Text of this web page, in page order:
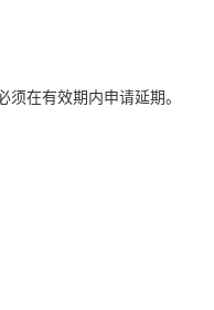
在有效期内申请延期。